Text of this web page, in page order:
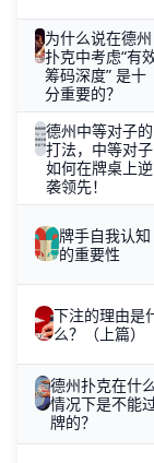
为什么说在德州
扑克中考虑“有
筹码深度” 是十
分重要的？
德州中等对子的
打法，中等对子
如何在牌桌上逆
袭领先！
牌手自我认知
的重要性
下注的理由是
么？（上篇）
德州扑克在什
情况下是不能
牌的？